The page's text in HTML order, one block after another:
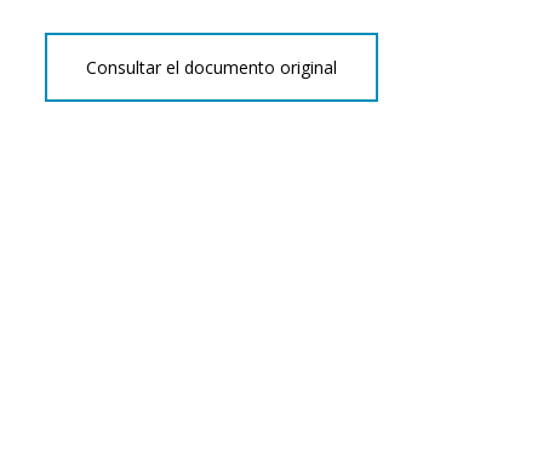
Consultar el documento original